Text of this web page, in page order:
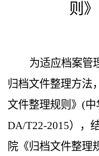
则
为适应档案管
归档文件整理方法
文件整理规则》(
DA/T22-2015），
院《归档文件整理